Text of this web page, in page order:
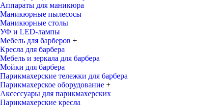
Аппараты для маникюра
Маникюрные пылесосы
Маникюрные столы
УФ и LED-лампы
Мебель для барберов +
Кресла для барбера
Мебель и зеркала для барбера
Мойки для барбера
Парикмахерские тележки для барбера
Парикмахерское оборудование +
Аксессуары для парикмахерских
Парикмахерские кресла